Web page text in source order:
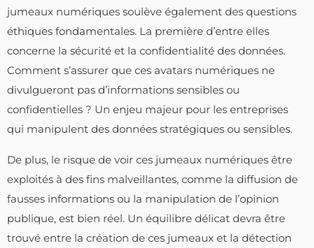
jumeaux numériques soulève également des questions
éthiques fondamentales. La première d’entre elles
concerne la sécurité et la confidentialité des données.
Comment s’assurer que ces avatars numériques ne
divulgueront pas d’informations sensibles ou
confidentielles ? Un enjeu majeur pour les entreprises
qui manipulent des données stratégiques ou sensibles.
De plus, le risque de voir ces jumeaux numériques être
exploités à des fins malveillantes, comme la diffusion de
fausses informations ou la manipulation de l’opinion
publique, est bien réel. Un équilibre délicat devra être
trouvé entre la création de ces jumeaux et la détection